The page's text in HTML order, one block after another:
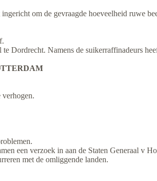
om de gevraagde hoeveelheid ruwe
Dordrecht. Namens de suikerraffinadeurs
een verzoek in aan de Staten Generaal v
met de omliggende landen.